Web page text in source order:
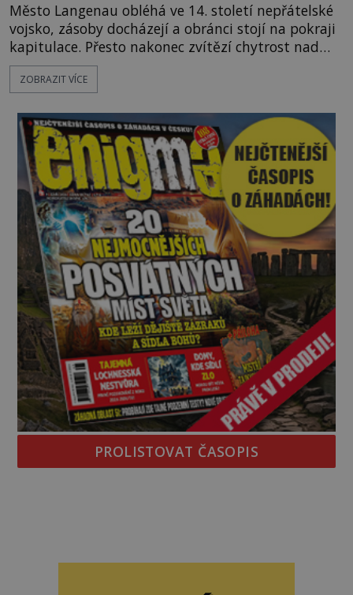
Město Langenau obléhá ve 14. století nepřátelské
vojsko, zásoby docházejí a obránci stojí na pokraji
kapitulace. Přesto nakonec zvítězí chytrost nad
hrubou silou. Podle staré německé legendy vypustí
obyvatelé za hradby dobře živeného králíka, aby
dost. Čas pracuje pro obléhatele. Ve městě ubývají
zásoby a každý den znamená další porci strádá
ZOBRAZIT VÍCE
PROLISTOVAT ČASOPIS